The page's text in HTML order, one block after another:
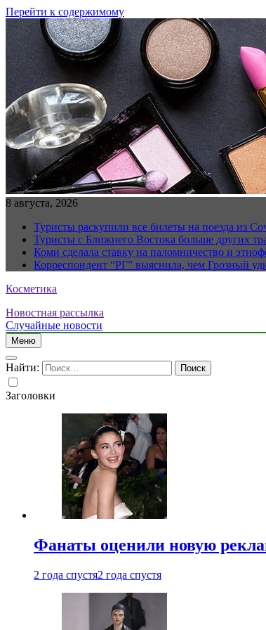
Перейти к содержимому
8 августа, 2026
Туристы раскупили все билеты на поезда из
Туристы с Ближнего Востока больше других
Коми сделала ставку на паломничество и
Корреспондент “РГ” выяснила, чем Грозный
Косметика
Новостная рассылка
Случайные новости
Меню
Найти:
Заголовки
Фанаты оценили новую
2 года спустя2 года спустя